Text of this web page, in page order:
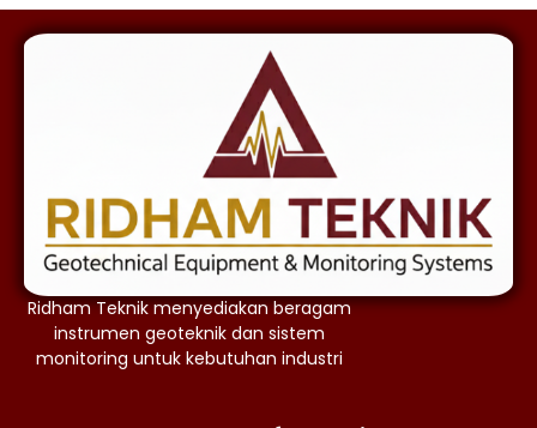
Ridham Teknik menyediakan beragam
instrumen geoteknik dan sistem
monitoring untuk kebutuhan industri